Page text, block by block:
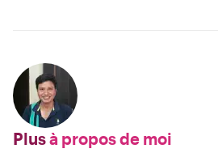
Plusà propos de moi